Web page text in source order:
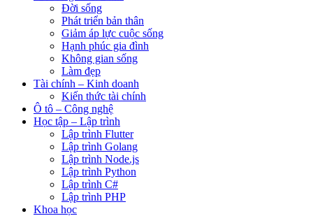
Đời sống
Phát triển bản thân
Giảm áp lực cuộc sống
Hạnh phúc gia đình
Không gian sống
Làm đẹp
Tài chính – Kinh doanh
Kiến thức tài chính
Ô tô – Công nghệ
Học tập – Lập trình
Lập trình Flutter
Lập trình Golang
Lập trình Node.js
Lập trình Python
Lập trình C#
Lập trình PHP
Khoa học